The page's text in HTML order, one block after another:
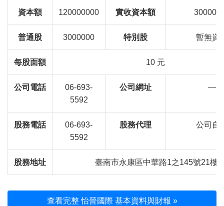
資本額 120000000 實收資本額
普通股 3000000 特別股 暫無資
每股面額 10 元
公司電話
06-693-
5592
公司網址 —
股務電話
06-693-
5592
股務代理 公司自
股務地址 臺南市永康區中華路1之145號21樓
查看完整 怡晉國際 基本資料與財報 »